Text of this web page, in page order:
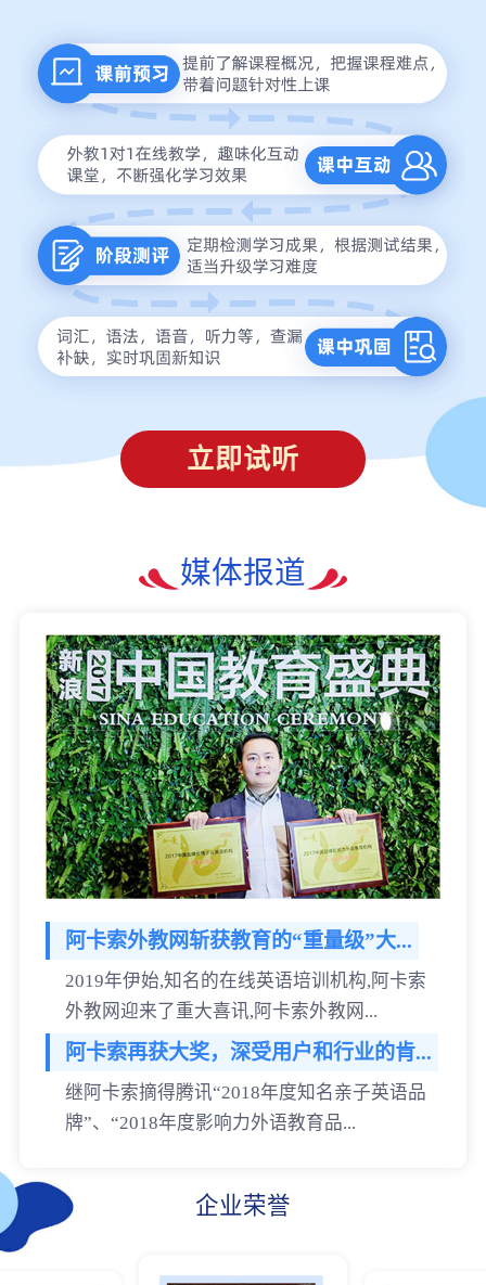
立即试听
媒体报道
阿卡索外教网斩获教育的“重量级”大...
2019年伊始,知名的在线英语培训机构,阿卡索
外教网迎来了重大喜讯,阿卡索外教网...
阿卡索再获大奖，深受用户和行业的肯...
继阿卡索摘得腾讯“2018年度知名亲子英语品
牌”、“2018年度影响力外语教育品...
企业荣誉